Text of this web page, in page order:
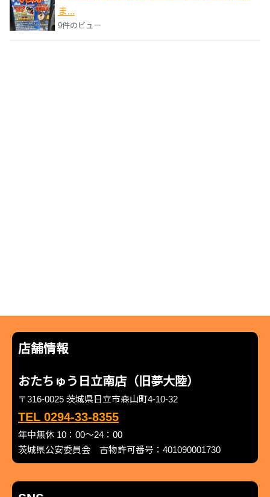
ま...
9件のビュー
店舗情報
おたちゅう日立南店（旧夢大陸）
〒316-0025 茨城県日立市森山町4-10-32
TEL 0294-33-8355
年中無休 10：00～24：00
茨城県公安委員会 古物許可番号：401090001730